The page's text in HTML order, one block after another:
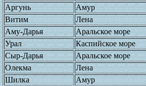
Аргунь
Амур
Витим
Лена
Аму-Дарья
Аральское море
Урал
Каспийское море
Сыр-Дарья
Аральское море
Олекма
Лена
Шилка
Амур